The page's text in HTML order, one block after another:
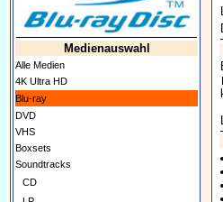
Medienauswahl
Alle Medien
4K Ultra HD
Blu-ray
DVD
VHS
Boxsets
Soundtracks
CD